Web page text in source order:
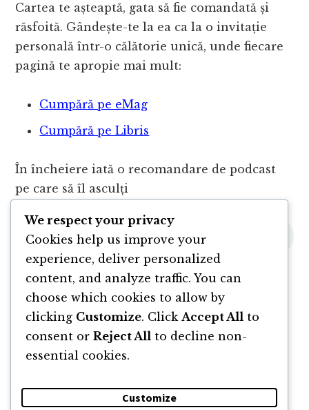
Cartea te așteaptă, gata să fie comandată și
răsfoită. Gândește-te la ea ca la o invitație
personală într-o călătorie unică, unde fiecare
pagină te apropie mai mult:
Cumpără pe eMag
Cumpără pe Libris
În încheiere iată o recomandare de podcast
pe care să îl asculți
We respect your privacy
Cookies help us improve your
experience, deliver personalized
content, and analyze traffic. You can
choose which cookies to allow by
clicking Customize. Click Accept All to
consent or Reject All to decline non-
essential cookies.
Customize